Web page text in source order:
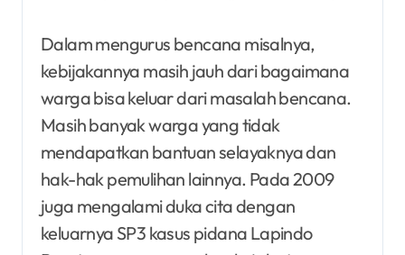
Dalam mengurus bencana misalnya,
kebijakannya masih jauh dari bagaimana
warga bisa keluar dari masalah bencana.
Masih banyak warga yang tidak
mendapatkan bantuan selayaknya dan
hak-hak pemulihan lainnya. Pada 2009
juga mengalami duka cita dengan
keluarnya SP3 kasus pidana Lapindo